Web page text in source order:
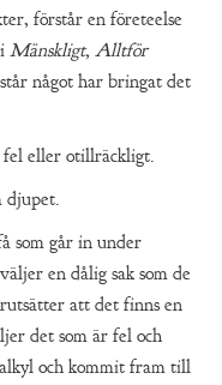
förstår en företeelse
Mänskligt, Alltför
något har bringat det
fel eller otillräckligt.
djupet.
som går in under
en dålig sak som de
att det finns en
det som är fel och
och kommit fram till